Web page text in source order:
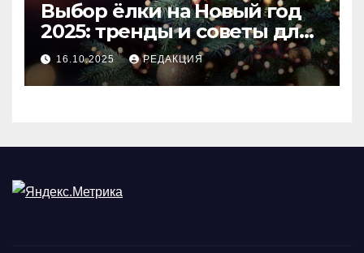
Выбор ёлки на Новый год
2025: тренды и советы для
идеального праздника
16.10.2025 РЕДАКЦИЯ